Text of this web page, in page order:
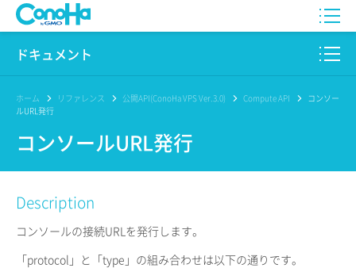
WING
Pencil
サービス一覧
ドキュメント
このサイトについて
プロダクト
リファレンス
リリースノート
ホーム リファレンス 公開API(ConoHa VPS Ver.3.0) Compute API
コンソー
ルURL発行
コンソールURL発行
Description
コンソールの接続URLを発行します。
「protocol」と「type」の組み合わせは以下の通りです。